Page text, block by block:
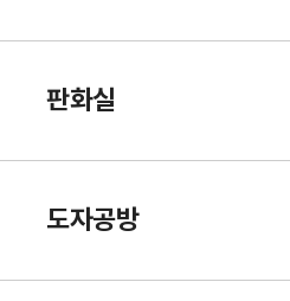
판화실
도자공방